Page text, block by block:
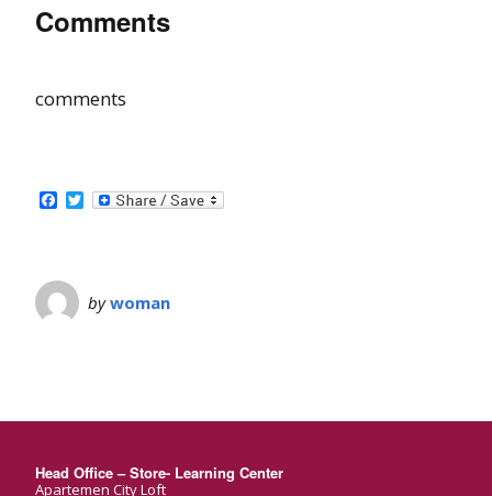
Comments
comments
Facebook
Twitter
bywoman
Head Office – Store- Learning Center
Apartemen City Loft